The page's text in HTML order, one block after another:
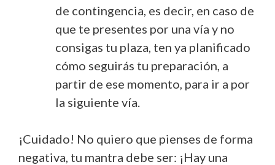
de contingencia, es decir, en caso de
que te presentes por una vía y no
consigas tu plaza, ten ya planificado
cómo seguirás tu preparación, a
partir de ese momento, para ir a por
la siguiente vía.
¡Cuidado! No quiero que pienses de forma
negativa, tu mantra debe ser: ¡Hay una